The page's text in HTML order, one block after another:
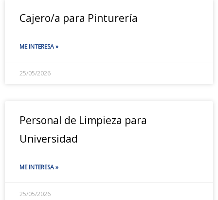
Cajero/a para Pinturería
ME INTERESA »
25/05/2026
Personal de Limpieza para
Universidad
ME INTERESA »
25/05/2026